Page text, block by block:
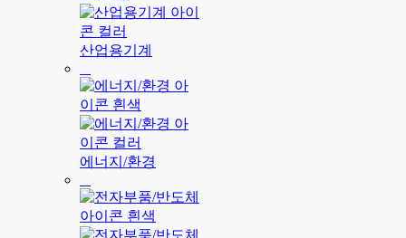
산업용기계
에너지/환경